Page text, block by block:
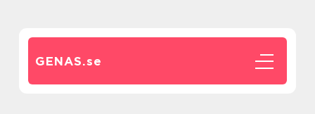
GENAS.se